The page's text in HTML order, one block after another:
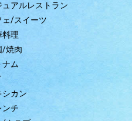
ュアルレストラン
ェ/スイーツ
料理
/焼肉
ナム
シカン
ンチ